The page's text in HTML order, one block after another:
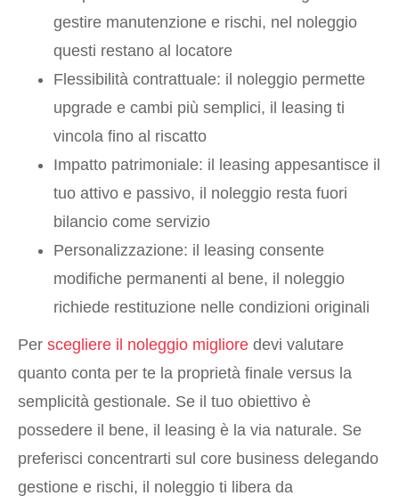
gestire manutenzione e rischi, nel noleggio
questi restano al locatore
Flessibilità contrattuale: il noleggio permette
upgrade e cambi più semplici, il leasing ti
vincola fino al riscatto
Impatto patrimoniale: il leasing appesantisce il
tuo attivo e passivo, il noleggio resta fuori
bilancio come servizio
Personalizzazione: il leasing consente
modifiche permanenti al bene, il noleggio
richiede restituzione nelle condizioni originali
Per scegliere il noleggio migliore devi valutare
quanto conta per te la proprietà finale versus la
semplicità gestionale. Se il tuo obiettivo è
possedere il bene, il leasing è la via naturale. Se
preferisci concentrarti sul core business delegando
gestione e rischi, il noleggio ti libera da